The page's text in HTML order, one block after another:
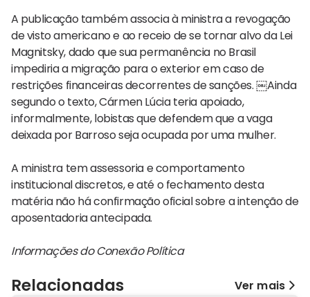
A publicação também associa à ministra a revogação
de visto americano e ao receio de se tornar alvo da Lei
Magnitsky, dado que sua permanência no Brasil
impediria a migração para o exterior em caso de
restrições financeiras decorrentes de sanções. ￼Ainda
segundo o texto, Cármen Lúcia teria apoiado,
informalmente, lobistas que defendem que a vaga
deixada por Barroso seja ocupada por uma mulher.
A ministra tem assessoria e comportamento
institucional discretos, e até o fechamento desta
matéria não há confirmação oficial sobre a intenção de
aposentadoria antecipada.
Informações do Conexão Política
Relacionadas Ver mais